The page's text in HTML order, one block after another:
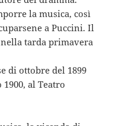
la musica, così
a Puccini. Il
tarda primavera
di ottobre del 1899
al Teatro